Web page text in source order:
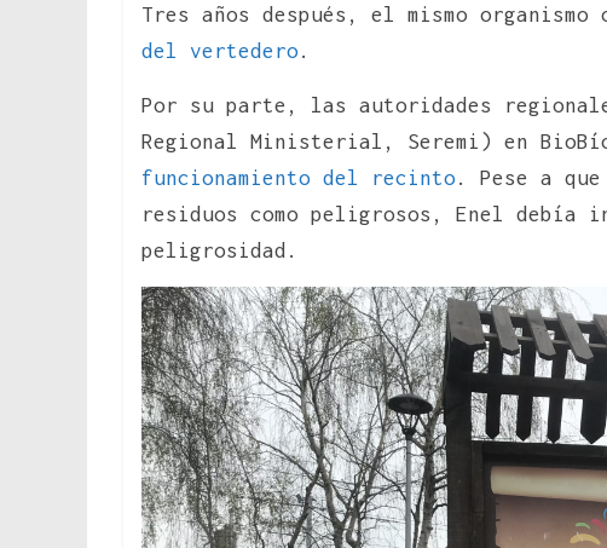
Tres años después, el mismo
del vertedero .
Por su parte, las autoridades
Regional Ministerial, Seremi) en
funcionamiento del recinto . Pese a
residuos como peligrosos, Enel debía
peligrosidad.